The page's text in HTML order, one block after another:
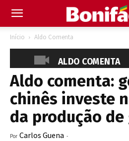
Início Aldo Comenta
ALDO COMENTA
Aldo comenta:
chinês investe
da produção de
Por Carlos Guena -